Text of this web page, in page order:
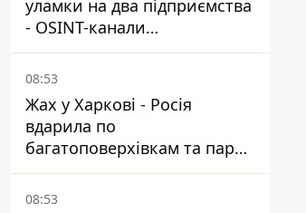
уламки на два підприємства
- OSINT-канали
припускають удар по порту
08:53
Жах у Харкові - Росія
вдарила по
багатоповерхівкам та парку,
є загиблі та поранені
08:53